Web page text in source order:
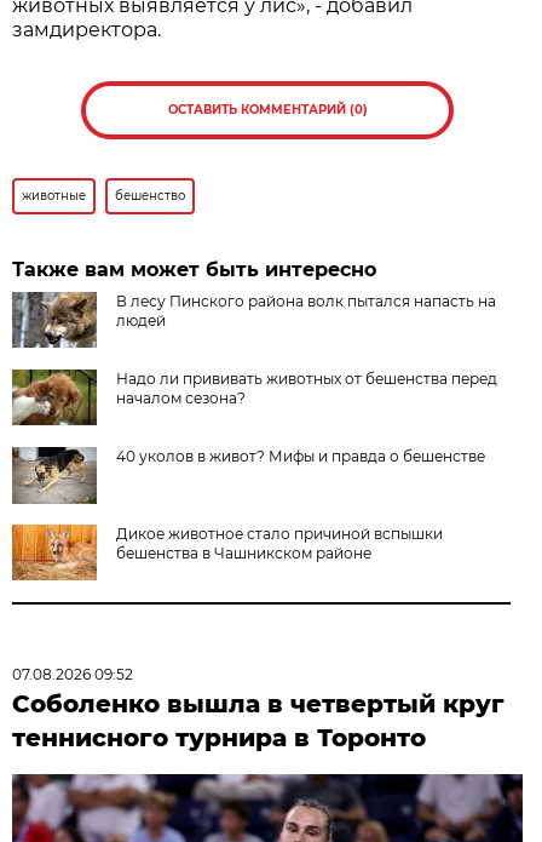
животных выявляется у лис», - добавил
замдиректора.
ОСТАВИТЬ КОММЕНТАРИЙ (0)
животные бешенство
Также вам может быть интересно
В лесу Пинского района волк пытался напасть на
людей
Надо ли прививать животных от бешенства перед
началом сезона?
40 уколов в живот? Мифы и правда о бешенстве
Дикое животное стало причиной вспышки
бешенства в Чашникском районе
07.08.2026 09:52
Соболенко вышла в четвертый круг
теннисного турнира в Торонто